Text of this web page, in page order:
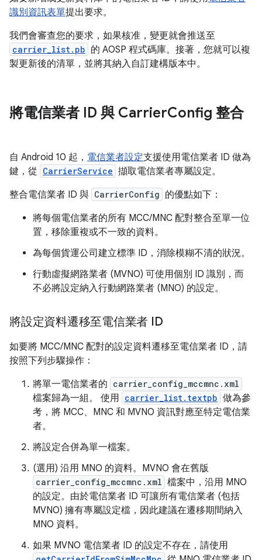
識別資訊表單提出要求。
我們會審查您的要求，如果核准，變更就會推送至
carrier_list.pb 的 AOSP 程式碼庫。接著，您就可以複
製更新後的清單，並將其納入自訂建構版本中。
將電信業者 ID 與 CarrierConfig 整合
自 Android 10 起， 電信業者設定支援使用電信業者 ID 做為
鍵，從 CarrierService 擷取電信業者專屬設定。
整合電信業者 ID 與 CarrierConfig 的優點如下：
將每個電信業者的所有 MCC/MNC 配對整合至單一位
置，移除重複或不一致的資料。
為每個貨運公司建立標準 ID，消除模糊不清的狀況。
行動虛擬網路業者 (MVNO) 可使用個別 ID 識別，而
不必將設定納入行動網路業者 (MNO) 的設定。
將設定資料遷移至電信業者 ID
如要將 MCC/MNC 配對的設定資料遷移至電信業者 ID，請
按照下列步驟操作：
將單一電信業者的 carrier_config_mccmnc.xml
檔案歸為一組。 使用 carrier_list.textpb 做為參
考，將 MCC、MNC 和 MVNO 資訊對應至特定電信業
者。
將設定合併為單一檔案。
(選用) 沿用 MNO 的資料。MVNO 會在舊版
carrier_config_mccmnc.xml 檔案中，沿用 MNO
的設定。由於電信業者 ID 可讓所有電信業者 (包括
MVNO) 擁有專屬設定檔，因此建議在遷移期間納入
MNO 資料。
如果 MVNO 電信業者 ID 的設定不存在，請使用